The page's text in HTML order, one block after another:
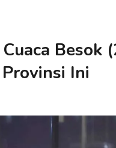
Besok
Ini